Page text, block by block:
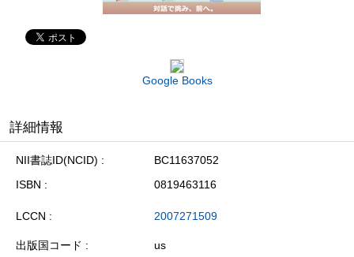
Google Books
詳細情報
NII書誌ID(NCID)
BC11637052
ISBN
0819463116
LCCN 2007271509
出版国コード
us